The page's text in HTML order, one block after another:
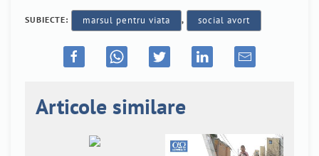
SUBIECTE: marsul pentru viata , social avort
Articole similare